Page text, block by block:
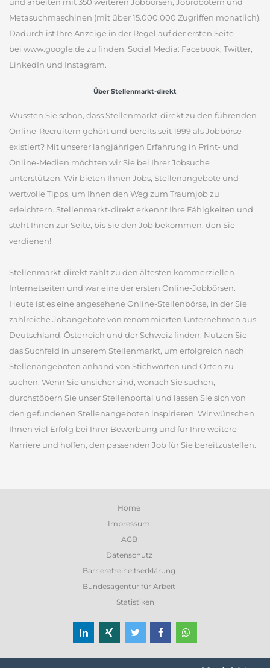
Metasuchmaschinen (mit über 15.000.000 Zugriffen monatlich).
Dadurch ist Ihre Anzeige in der Regel auf der ersten Seite
bei www.google.de zu finden. Social Media: Facebook, Twitter,
LinkedIn und Instagram.
Über Stellenmarkt-direkt
Wussten Sie schon, dass Stellenmarkt-direkt zu den führenden
Online-Recruitern gehört und bereits seit 1999 als Jobbörse
existiert? Mit unserer langjährigen Erfahrung in Print- und
Online-Medien möchten wir Sie bei Ihrer Jobsuche
unterstützen. Wir bieten Ihnen Jobs, Stellenangebote und
wertvolle Tipps, um Ihnen den Weg zum Traumjob zu
erleichtern. Stellenmarkt-direkt erkennt Ihre Fähigkeiten und
steht Ihnen zur Seite, bis Sie den Job bekommen, den Sie
verdienen!
Stellenmarkt-direkt zählt zu den ältesten kommerziellen
Internetseiten und war eine der ersten Online-Jobbörsen.
Heute ist es eine angesehene Online-Stellenbörse, in der Sie
zahlreiche Jobangebote von renommierten Unternehmen aus
Deutschland, Österreich und der Schweiz finden. Nutzen Sie
das Suchfeld in unserem Stellenmarkt, um erfolgreich nach
Stellenangeboten anhand von Stichworten und Orten zu
suchen. Wenn Sie unsicher sind, wonach Sie suchen,
durchstöbern Sie unser Stellenportal und lassen Sie sich von
den gefundenen Stellenangeboten inspirieren. Wir wünschen
Ihnen viel Erfolg bei Ihrer Bewerbung und für Ihre weitere
Karriere und hoffen, den passenden Job für Sie bereitzustellen.
Home
Impressum
AGB
Datenschutz
Barrierefreiheitserklärung
Bundesagentur für Arbeit
Statistiken